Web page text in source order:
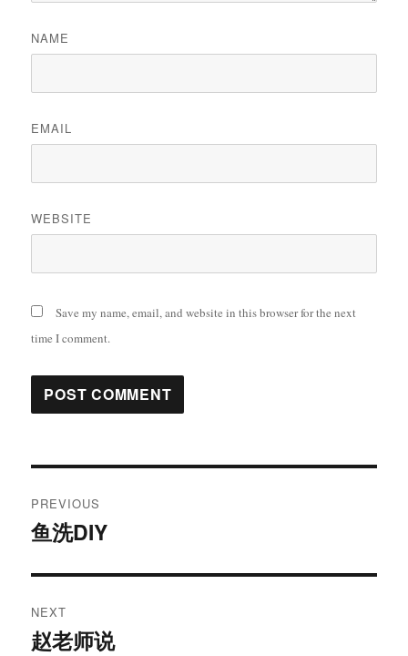
NAME
EMAIL
WEBSITE
Save my name, email, and website in this browser for the next
time I comment.
navigation
PREVIOUS
Previous
鱼洗DIY
NEXT
Next
赵老师说